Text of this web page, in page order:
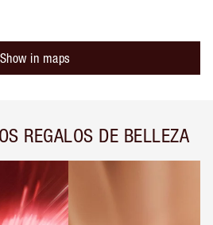
Show in maps
REGALOS DE BELLEZA